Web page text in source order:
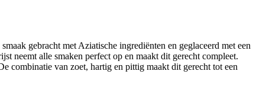
gebracht met Aziatische ingrediënten en geglaceerd met een
neemt alle smaken perfect op en maakt dit gerecht compleet.
combinatie van zoet, hartig en pittig maakt dit gerecht tot een